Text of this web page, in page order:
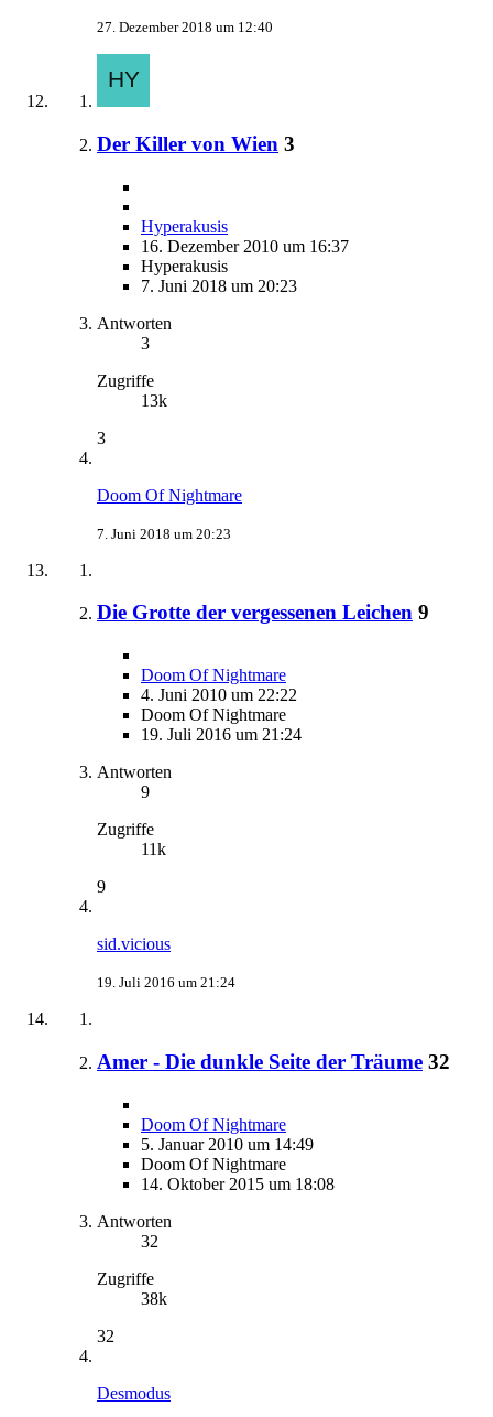
27. Dezember 2018 um 12:40
Der Killer von Wien 3
Hyperakusis
16. Dezember 2010 um 16:37
Hyperakusis
7. Juni 2018 um 20:23
Antworten
3
Zugriffe
13k
3
Doom Of Nightmare
7. Juni 2018 um 20:23
Die Grotte der vergessenen Leichen 9
Doom Of Nightmare
4. Juni 2010 um 22:22
Doom Of Nightmare
19. Juli 2016 um 21:24
Antworten
9
Zugriffe
11k
9
sid.vicious
19. Juli 2016 um 21:24
Amer - Die dunkle Seite der Träume 32
Doom Of Nightmare
5. Januar 2010 um 14:49
Doom Of Nightmare
14. Oktober 2015 um 18:08
Antworten
32
Zugriffe
38k
32
Desmodus